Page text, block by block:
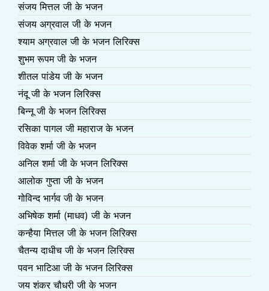
संजय मित्तल जी के भजन
संजय अग्रवाल जी के भजन
श्याम अग्रवाल जी के भजन लिरिक्स
शुभम रूपम जी के भजन
शीतल पांडेय जी के भजन
नंदू जी के भजन लिरिक्स
बिन्नू जी के भजन लिरिक्स
रसिका पागल जी महाराज के भजन
विवेक शर्मा जी के भजन
अनिल शर्मा जी के भजन लिरिक्स
आलोक गुप्ता जी के भजन
गोविन्द भार्गव जी के भजन
अभिषेक शर्मा (माधव) जी के भजन
कन्हैया मित्तल जी के भजन लिरिक्स
चैतन्य दाधीच जी के भजन लिरिक्स
पवन भाटिआ जी के भजन लिरिक्स
जय शंकर चौधरी जी के भजन